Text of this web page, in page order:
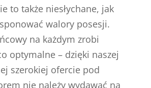
to także niesłychane, jak
walory posesji.
na każdym zrobi
optymalne – dzięki naszej
szerokiej ofercie pod
nie należy wydawać na